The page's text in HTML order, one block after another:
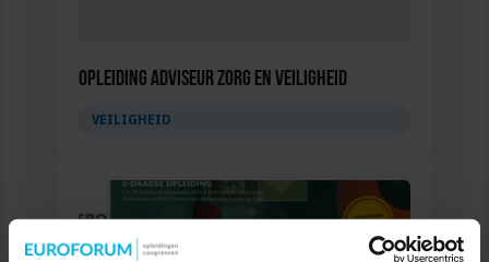
Opleiding Adviseur zorg en veiligheid
VEILIGHEID